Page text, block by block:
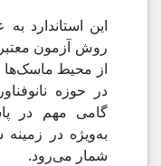
این استاندارد
روش آزمون
از محیط ماسک‌ها
در حوزه
گامی مهم در
به‌ویژه در
شمار می‌رود.